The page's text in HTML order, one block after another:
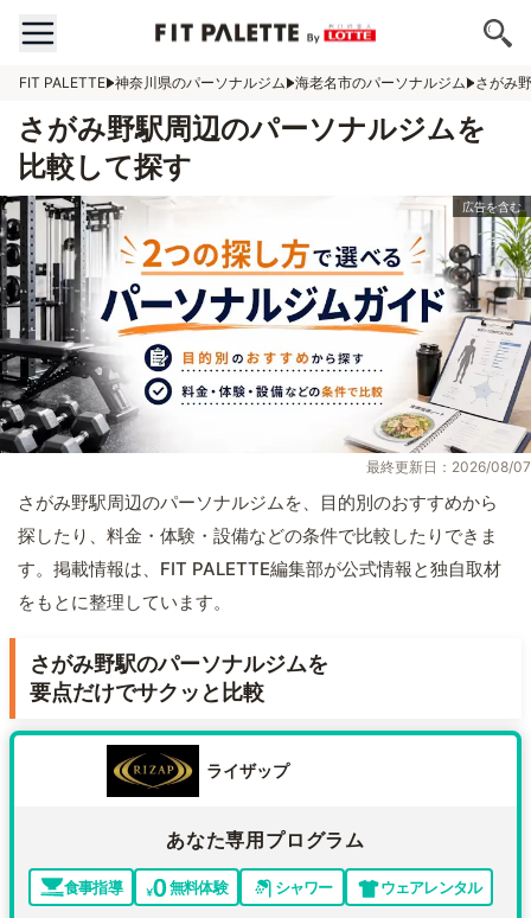
FIT PALETTE 神奈川県のパーソナルジム 海老名市のパーソナルジム さがみ
さがみ野駅周辺のパーソナルジムを
比較して探す
最終更新日：2026/08/07
さがみ野駅周辺のパーソナルジムを、目的別のおすすめから
探したり、料金・体験・設備などの条件で比較したりできま
す。掲載情報は、FIT PALETTE編集部が公式情報と独自取材
をもとに整理しています。
さがみ野駅のパーソナルジムを
要点だけでサクッと比較
ライザップ
あなた専用プログラム
食事指導 無料体験 シャワー ウェアレンタル